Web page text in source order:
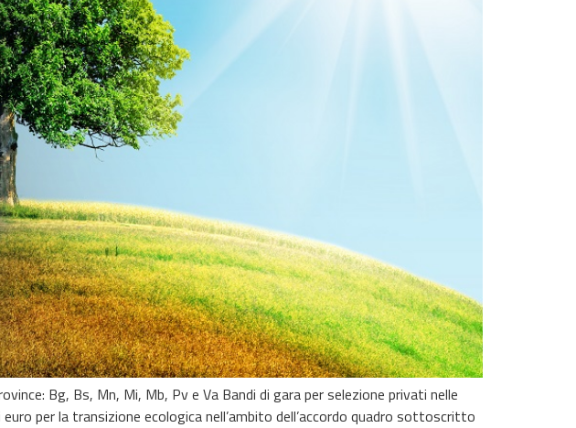
Bg, Bs, Mn, Mi, Mb, Pv e Va Bandi di gara per selezione privati nelle
per la transizione ecologica nell’ambito dell’accordo quadro sottoscritto